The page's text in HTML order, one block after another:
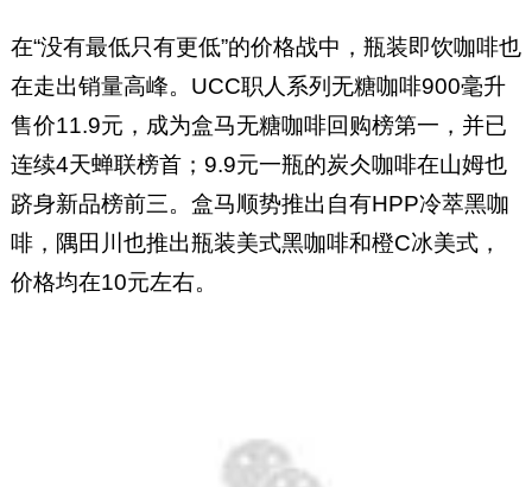
在“没有最低只有更低”的价格战中，瓶装即饮咖啡也
在走出销量高峰。UCC职人系列无糖咖啡900毫升
售价11.9元，成为盒马无糖咖啡回购榜第一，并已
连续4天蝉联榜首；9.9元一瓶的炭仌咖啡在山姆也
跻身新品榜前三。盒马顺势推出自有HPP冷萃黑咖
啡，隅田川也推出瓶装美式黑咖啡和橙C冰美式，
价格均在10元左右。